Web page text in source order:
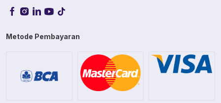
Metode Pembayaran